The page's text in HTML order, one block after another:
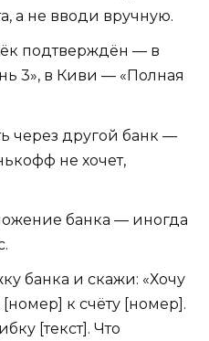
а не вводи вручную.
подтверждён — в
3», в Киви — «Полная
через другой банк —
не хочет,
банка — иногда
банка и скажи: «Хочу
к счёту [номер].
[текст]. Что